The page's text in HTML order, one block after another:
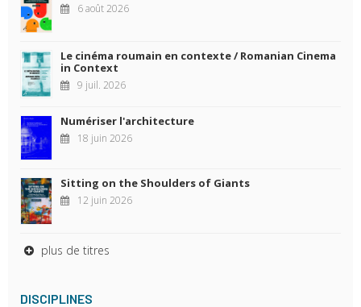
6 août 2026
Le cinéma roumain en contexte / Romanian Cinema
in Context
9 juil. 2026
Numériser l'architecture
18 juin 2026
Sitting on the Shoulders of Giants
12 juin 2026
plus de titres
DISCIPLINES